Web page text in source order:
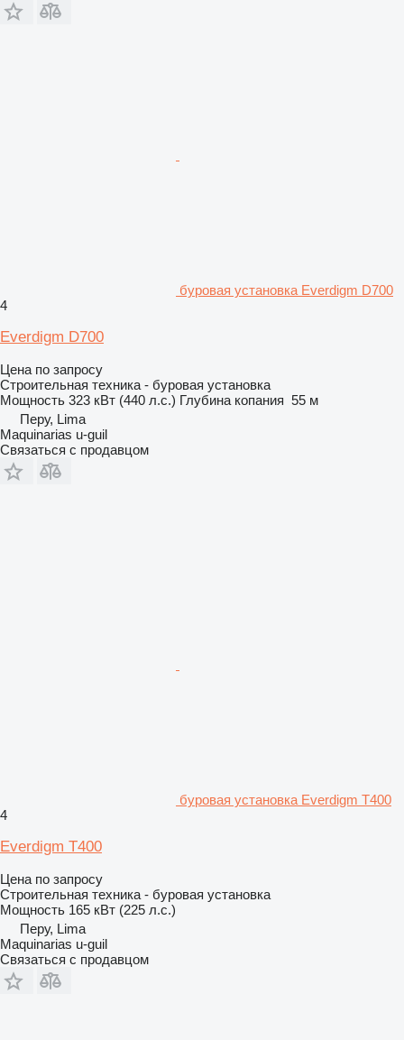
буровая установка Everdigm D700
4
Everdigm D700
Цена по запросу
Строительная техника - буровая установка
Мощность 323 кВт (440 л.с.) Глубина копания 55 м
Перу, Lima
Maquinarias u-guil
Связаться с продавцом
буровая установка Everdigm T400
4
Everdigm T400
Цена по запросу
Строительная техника - буровая установка
Мощность 165 кВт (225 л.с.)
Перу, Lima
Maquinarias u-guil
Связаться с продавцом